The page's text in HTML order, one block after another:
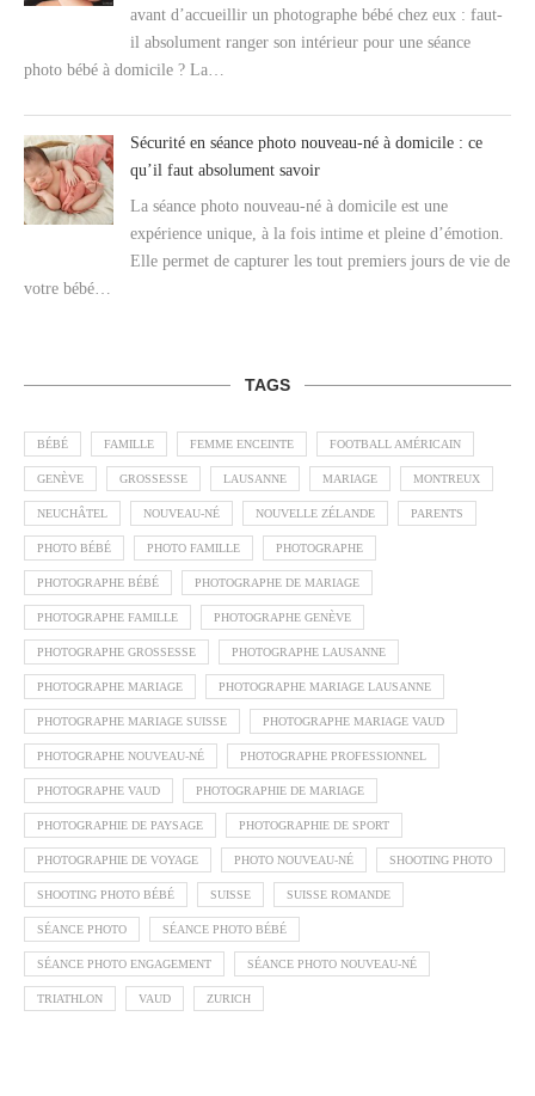
avant d’accueillir un photographe bébé chez eux : faut-
il absolument ranger son intérieur pour une séance
photo bébé à domicile ? La…
Sécurité en séance photo nouveau-né à domicile : ce
qu’il faut absolument savoir
La séance photo nouveau-né à domicile est une
expérience unique, à la fois intime et pleine d’émotion.
Elle permet de capturer les tout premiers jours de vie de
votre bébé…
TAGS
BÉBÉ FAMILLE FEMME ENCEINTE FOOTBALL AMÉRICAIN
GENÈVE GROSSESSE LAUSANNE MARIAGE MONTREUX
NEUCHÂTEL NOUVEAU-NÉ NOUVELLE ZÉLANDE PARENTS
PHOTO BÉBÉ PHOTO FAMILLE PHOTOGRAPHE
PHOTOGRAPHE BÉBÉ PHOTOGRAPHE DE MARIAGE
PHOTOGRAPHE FAMILLE PHOTOGRAPHE GENÈVE
PHOTOGRAPHE GROSSESSE PHOTOGRAPHE LAUSANNE
PHOTOGRAPHE MARIAGE PHOTOGRAPHE MARIAGE LAUSANNE
PHOTOGRAPHE MARIAGE SUISSE PHOTOGRAPHE MARIAGE VAUD
PHOTOGRAPHE NOUVEAU-NÉ PHOTOGRAPHE PROFESSIONNEL
PHOTOGRAPHE VAUD PHOTOGRAPHIE DE MARIAGE
PHOTOGRAPHIE DE PAYSAGE PHOTOGRAPHIE DE SPORT
PHOTOGRAPHIE DE VOYAGE PHOTO NOUVEAU-NÉ SHOOTING PHOTO
SHOOTING PHOTO BÉBÉ SUISSE SUISSE ROMANDE
SÉANCE PHOTO SÉANCE PHOTO BÉBÉ
SÉANCE PHOTO ENGAGEMENT SÉANCE PHOTO NOUVEAU-NÉ
TRIATHLON VAUD ZURICH